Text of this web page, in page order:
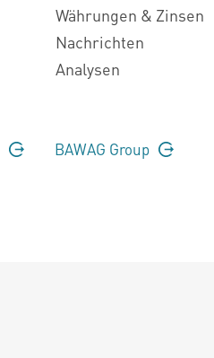
Währungen & Zinsen
Nachrichten
Analysen
BAWAG Group